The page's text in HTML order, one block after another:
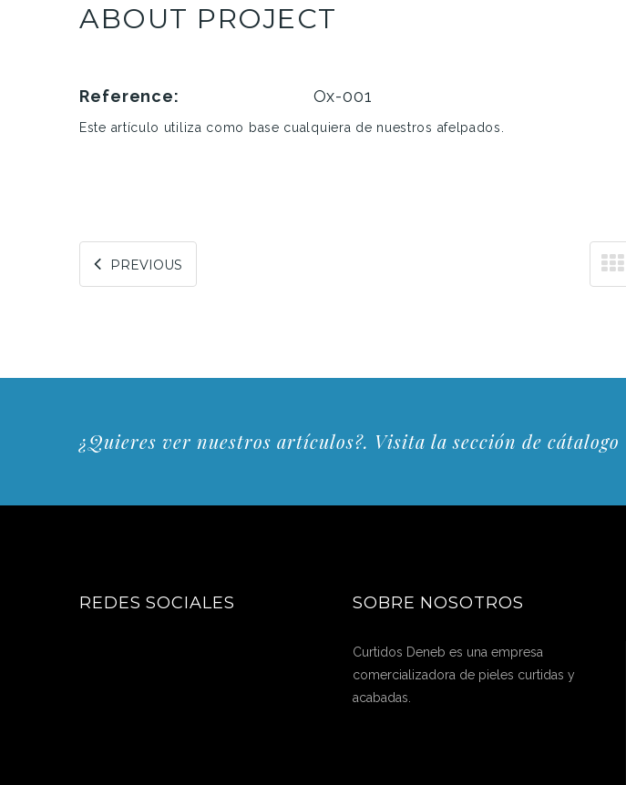
ABOUT PROJECT
Reference: Ox-001
Este artículo utiliza como base cualquiera de nuestros afelpados.
PREVIOUS
¿Quieres ver nuestros artículos?. Visita la sección de cátalogo
REDES SOCIALES SOBRE NOSOTROS
Curtidos Deneb es una empresa
comercializadora de pieles curtidas y
acabadas.